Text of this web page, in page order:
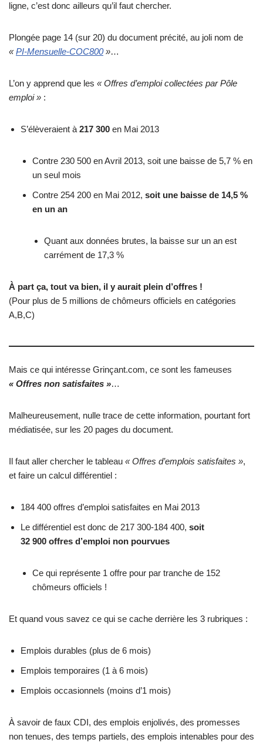
ligne, c’est donc ailleurs qu’il faut chercher.
Plongée page 14 (sur 20) du document précité, au joli nom de
«PI-Mensuelle-COC800»…
L’on y apprend que les « Offres d’emploi collectées par Pôle
emploi » :
S’élèveraient à 217 300 en Mai 2013
Contre 230 500 en Avril 2013, soit une baisse de 5,7 % en
un seul mois
Contre 254 200 en Mai 2012, soit une baisse de 14,5 %
en un an
Quant aux données brutes, la baisse sur un an est
carrément de 17,3 %
À part ça, tout va bien, il y aurait plein d’offres !
(Pour plus de 5 millions de chômeurs officiels en catégories
A,B,C)
Mais ce qui intéresse Grinçant.com, ce sont les fameuses
« Offres non satisfaites »…
Malheureusement, nulle trace de cette information, pourtant fort
médiatisée, sur les 20 pages du document.
Il faut aller chercher le tableau « Offres d’emplois satisfaites »,
et faire un calcul différentiel :
184 400 offres d’emploi satisfaites en Mai 2013
Le différentiel est donc de 217 300-184 400, soit
32 900 offres d’emploi non pourvues
Ce qui représente 1 offre pour par tranche de 152
chômeurs officiels !
Et quand vous savez ce qui se cache derrière les 3 rubriques :
Emplois durables (plus de 6 mois)
Emplois temporaires (1 à 6 mois)
Emplois occasionnels (moins d’1 mois)
À savoir de faux CDI, des emplois enjolivés, des promesses
non tenues, des temps partiels, des emplois intenables pour des